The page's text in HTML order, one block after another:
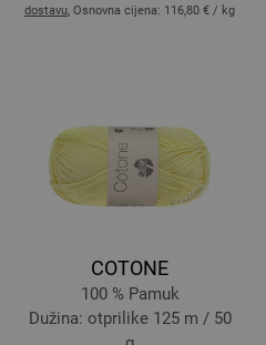
dostavu, Osnovna cijena: 116,80 € / kg
COTONE
100 % Pamuk
Dužina: otprilike 125 m / 50